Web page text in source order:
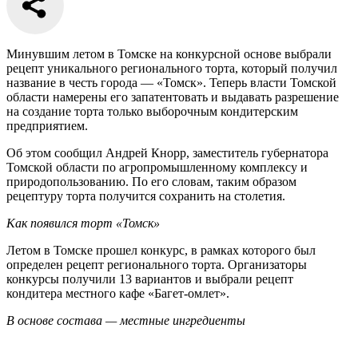
Минувшим летом в Томске на конкурсной основе выбрали
рецепт уникального регионального торта, который получил
название в честь города — «Томск». Теперь власти Томской
области намерены его запатентовать и выдавать разрешение
на создание торта только выборочным кондитерским
предприятием.
Об этом сообщил Андрей Кнорр, заместитель губернатора
Томской области по агропромышленному комплексу и
природопользованию. По его словам, таким образом
рецептуру торта получится сохранить на столетия.
Как появился торт «Томск»
Летом в Томске прошел конкурс, в рамках которого был
определен рецепт регионального торта. Организаторы
конкурсы получили 13 вариантов и выбрали рецепт
кондитера местного кафе «Багет-омлет».
В основе состава — местные ингредиенты